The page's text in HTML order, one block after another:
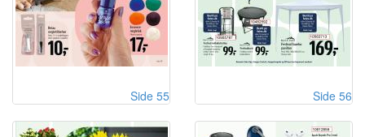
Side 55 Side 56